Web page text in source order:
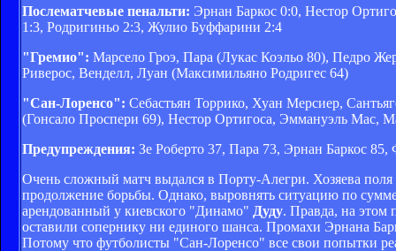
Послематчевые пенальти: Эрнан Баркос 0:0, Нестор
1:3, Родригиньо 2:3, Жулио Буффарини 2:4
"Гремио": Марсело Гроэ, Пара (Лукас Коэльо 80), Педро
Риверос, Венделл, Луан (Максимильяно Родригес 64)
"Сан-Лоренсо": Себастьян Торрико, Хуан Мерсиер,
(Гонсало Проспери 69), Нестор Ортигоса, Эммануэль Мас,
Предупреждения: Зе Роберто 37, Пара 73, Эрнан Баркос
Очень сложный матч выдался в Порту-Алегри. Хозяева
продолжение борьбы. Однако, выровнять ситуацию по
арендованный у киевского "Динамо" Дуду. Правда, на этом
оставили сопернику ни единого шанса. Промахи Эрнана
Потому что футболисты "Сан-Лоренсо" все свои попытки